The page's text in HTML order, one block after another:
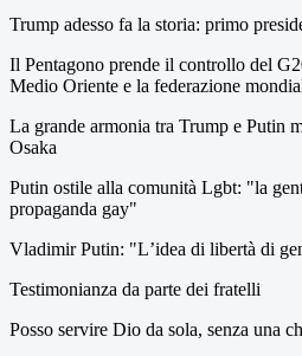
Trump adesso fa la storia: primo
Il Pentagono prende il controllo del
Medio Oriente e la federazione
La grande armonia tra Trump e Putin
Osaka
Putin ostile alla comunità Lgbt: "la
propaganda gay"
Vladimir Putin: "Lʼidea di libertà di
Testimonianza da parte dei fratelli
Posso servire Dio da sola, senza una